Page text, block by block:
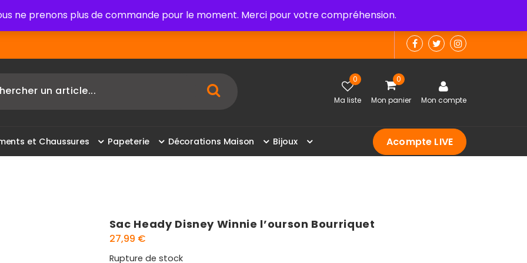
ne prenons plus de commande pour le moment. Merci pour votre compréhension.
0
Ma liste
0
Mon panier Mon compte
ents et Chaussures Papeterie Décorations Maison Bijoux Acompte LIVE
Sac Heady Disney Winnie l’ourson Bourriquet
27,99 €
Rupture de stock